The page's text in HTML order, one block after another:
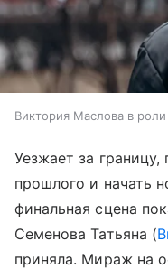
Виктория Маслова в
Уезжает за
прошлого и начать
финальная сцена
Семенова Татьяна (
приняла. Мираж на